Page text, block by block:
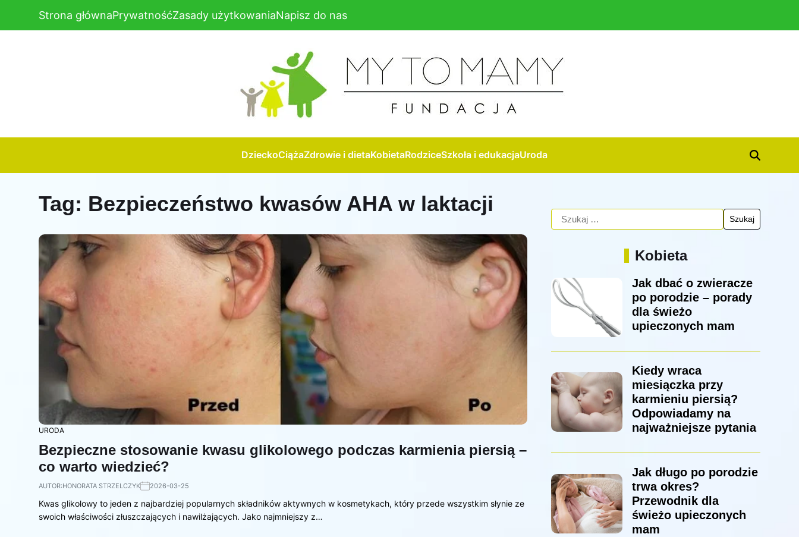
Strona głównaPrywatnośćZasady użytkowaniaNapisz do nas
DzieckoCiążaZdrowie i dietaKobietaRodziceSzkoła i edukacjaUroda
Tag: Bezpieczeństwo kwasów AHA w laktacji
URODA
Bezpieczne stosowanie kwasu glikolowego podczas karmienia piersią –
co warto wiedzieć?
AUTOR:HONORATA STRZELCZYK 2026-03-25
Kwas glikolowy to jeden z najbardziej popularnych składników aktywnych w kosmetykach, który przede wszystkim słynie ze
swoich właściwości złuszczających i nawilżających. Jako najmniejszy z…
Kobieta
Jak dbać o zwieracze
po porodzie – porady
dla świeżo
upieczonych mam
Kiedy wraca
miesiączka przy
karmieniu piersią?
Odpowiadamy na
najważniejsze pytania
Jak długo po porodzie
trwa okres?
Przewodnik dla
świeżo upieczonych
mam